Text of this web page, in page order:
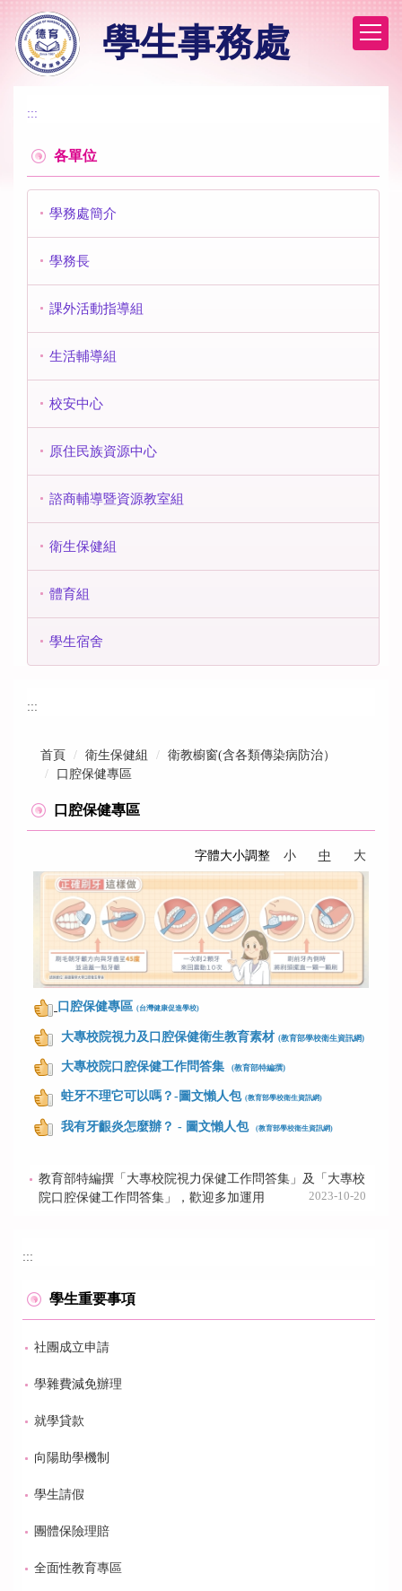
到
主
學生事務處
:::
各單位
學務處簡介
學務長
課外活動指導組
生活輔導組
校安中心
原住民族資源中心
諮商輔導暨資源教室組
衛生保健組
體育組
學生宿舍
:::
首頁 衛生保健組
衛教櫥窗(含各類傳染病防治）
口腔保健專區
口腔保健專區
字體大小調整 小 中 大
口腔保健專區 (台灣健康促進學校)
大專校院視力及口腔保健衛生教育素材 (教育部學校衛生資訊網)
大專校院口腔保健工作問答集 (教育部特編撰)
蛀牙不理它可以嗎？-圖文懶人包 (教育部學校衛生資訊網)
我有牙齦炎怎麼辦？ - 圖文懶人包 (教育部學校衛生資訊網)
教育部特編撰「大專校院視力保健工作問答集」及「大專校
院口腔保健工作問答集」，歡迎多加運用
2023-10-20
:::
學生重要事項
社團成立申請
學雜費減免辦理
就學貸款
向陽助學機制
學生請假
團體保險理賠
全面性教育專區